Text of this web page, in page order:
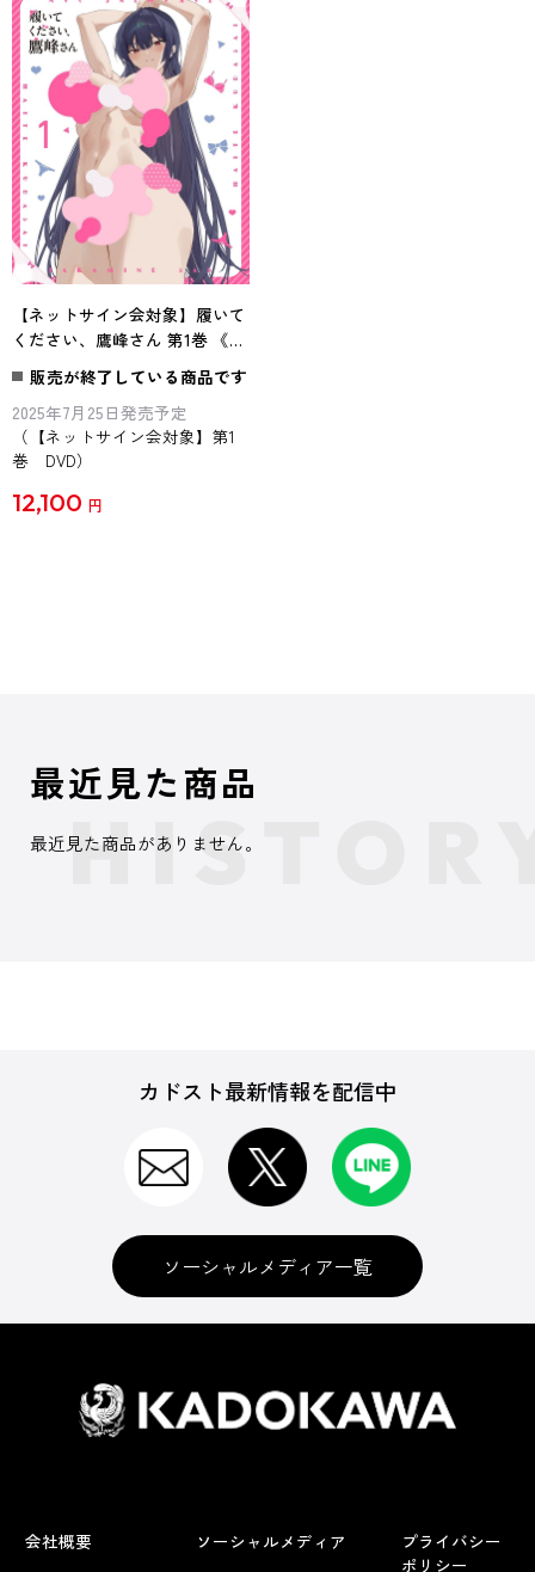
【ネットサイン会対象】履いて
ください、鷹峰さん 第1巻 《通
常版》 DVD
販売が終了している商品です
2025年7月25日発売予定
（【ネットサイン会対象】第1
巻 DVD）
12,100 円
最近見た商品
最近見た商品がありません。
カドスト最新情報を配信中
ソーシャルメディア一覧
会社概要
ソーシャルメディア
プライバシー
ポリシー